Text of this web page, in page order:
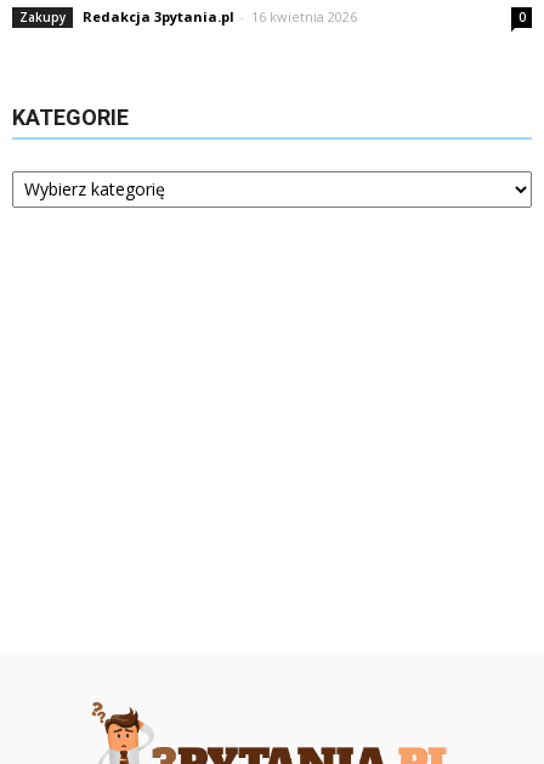
Zakupy Redakcja 3pytania.pl - 16 kwietnia 2026 0
KATEGORIE
Kategorie